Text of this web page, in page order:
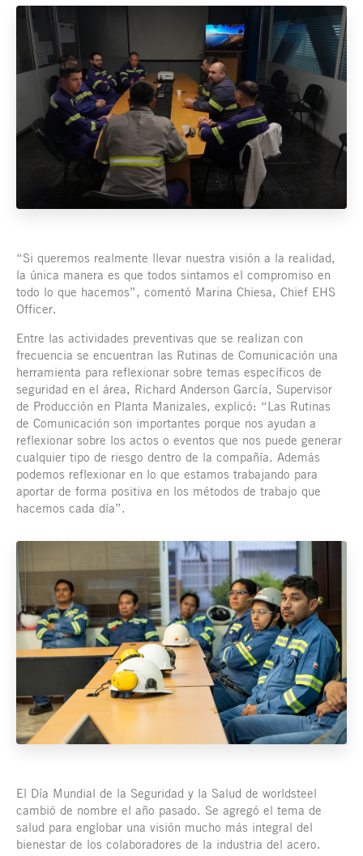
“Si queremos realmente llevar nuestra visión a la realidad,
la única manera es que todos sintamos el compromiso en
todo lo que hacemos”, comentó Marina Chiesa, Chief EHS
Officer.
Entre las actividades preventivas que se realizan con
frecuencia se encuentran las Rutinas de Comunicación una
herramienta para reflexionar sobre temas específicos de
seguridad en el área, Richard Anderson García, Supervisor
de Producción en Planta Manizales, explicó: “Las Rutinas
de Comunicación son importantes porque nos ayudan a
reflexionar sobre los actos o eventos que nos puede generar
cualquier tipo de riesgo dentro de la compañía. Además
podemos reflexionar en lo que estamos trabajando para
aportar de forma positiva en los métodos de trabajo que
hacemos cada día”.
El Día Mundial de la Seguridad y la Salud de worldsteel
cambió de nombre el año pasado. Se agregó el tema de
salud para englobar una visión mucho más integral del
bienestar de los colaboradores de la industria del acero.